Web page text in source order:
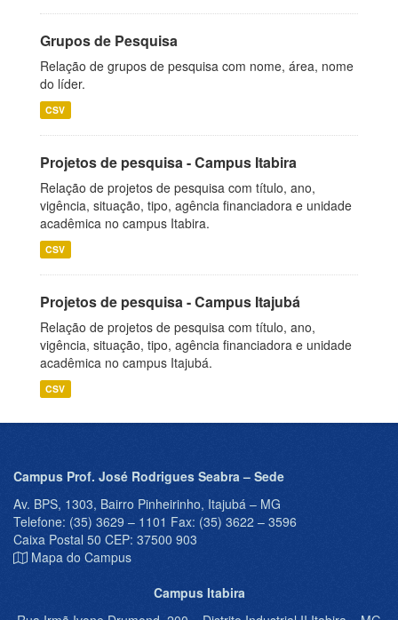
Grupos de Pesquisa
Relação de grupos de pesquisa com nome, área, nome
do líder.
CSV
Projetos de pesquisa - Campus Itabira
Relação de projetos de pesquisa com título, ano,
vigência, situação, tipo, agência financiadora e unidade
acadêmica no campus Itabira.
CSV
Projetos de pesquisa - Campus Itajubá
Relação de projetos de pesquisa com título, ano,
vigência, situação, tipo, agência financiadora e unidade
acadêmica no campus Itajubá.
CSV
Campus Prof. José Rodrigues Seabra – Sede
Av. BPS, 1303, Bairro Pinheirinho, Itajubá – MG
Telefone: (35) 3629 – 1101 Fax: (35) 3622 – 3596
Caixa Postal 50 CEP: 37500 903
Mapa do Campus
Campus Itabira